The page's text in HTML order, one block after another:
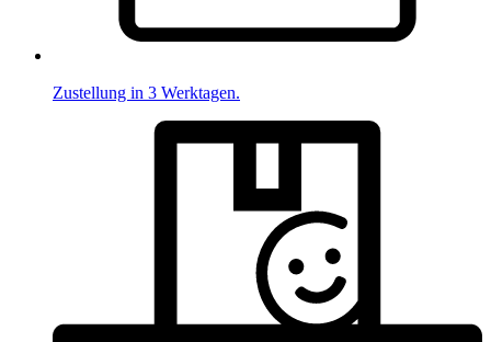
Zustellung in 3 Werktagen.